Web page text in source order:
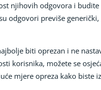
njihovih odgovora i
odgovori previše
biti oprezan i ne
korisnika, možete se
mjere opreza kako biste